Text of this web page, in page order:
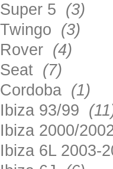
Super 5 (3)
Twingo (3)
Rover (4)
Seat (7)
Cordoba (1)
Ibiza 93/99
Ibiza 2000/
Ibiza 6L 2003-